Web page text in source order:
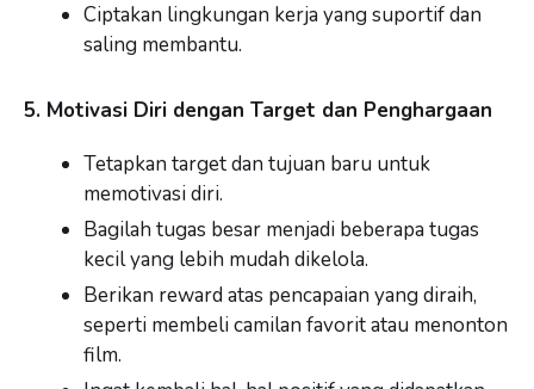
Ciptakan lingkungan kerja yang suportif dan
saling membantu.
5. Motivasi Diri dengan Target dan Penghargaan
Tetapkan target dan tujuan baru untuk
memotivasi diri.
Bagilah tugas besar menjadi beberapa tugas
kecil yang lebih mudah dikelola.
Berikan reward atas pencapaian yang diraih,
seperti membeli camilan favorit atau menonton
film.